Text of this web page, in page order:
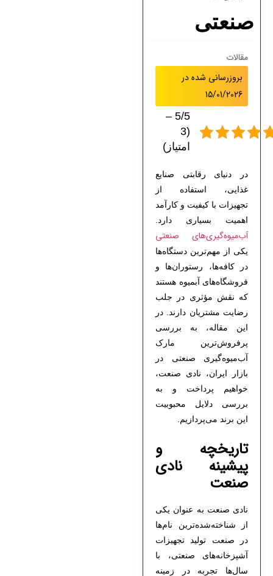
صنعتی
مقالات
بروزرسانی شده در
15/01/2026
5/5 –
(3
امتیاز)
در دنیای رقابتی صنایع
غذایی، استفاده از
تجهیزات با کیفیت و کارآمد
اهمیت بسیاری دارد.
آب‌میوه‌گیری‌های صنعتی
یکی از مهم‌ترین دستگاه‌ها
در کافه‌ها، رستوران‌ها و
فروشگاه‌های آبمیوه هستند
که نقش مؤثری در جلب
رضایت مشتریان دارند. در
این مقاله، به بررسی
پرفروش‌ترین مارک
آب‌میوه‌گیری صنعتی در
بازار ایران، نادی صنعت،
خواهیم پرداخت و به
بررسی دلایل محبوبیت
این برند می‌پردازیم.
تاریخچه و
پیشینه نادی
صنعت
نادی صنعت به عنوان یکی
از شناخته‌شده‌ترین نام‌ها
در صنعت تولید تجهیزات
آشپزخانه‌های صنعتی، با
سال‌ها تجربه در زمینه